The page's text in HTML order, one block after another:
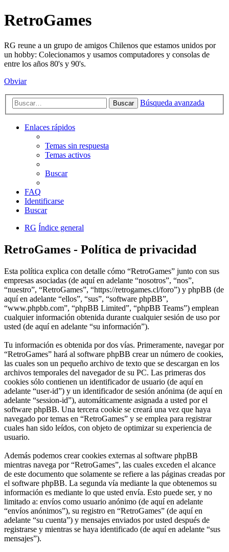
RetroGames
RG reune a un grupo de amigos Chilenos que estamos unidos por
un hobby: Colecionamos y usamos computadores y consolas de
entre los años 80's y 90's.
Obviar
Buscar Búsqueda avanzada
Enlaces rápidos
Temas sin respuesta
Temas activos
Buscar
FAQ
Identificarse
Buscar
RG Índice general
RetroGames - Política de privacidad
Esta política explica con detalle cómo “RetroGames” junto con sus
empresas asociadas (de aquí en adelante “nosotros”, “nos”,
“nuestro”, “RetroGames”, “https://retrogames.cl/foro”) y phpBB (de
aquí en adelante “ellos”, “sus”, “software phpBB”,
“www.phpbb.com”, “phpBB Limited”, “phpBB Teams”) emplean
cualquier información obtenida durante cualquier sesión de uso por
usted (de aquí en adelante “su información”).
Tu información es obtenida por dos vías. Primeramente, navegar por
“RetroGames” hará al software phpBB crear un número de cookies,
las cuales son un pequeño archivo de texto que se descargan en los
archivos temporales del navegador de su PC. Las primeras dos
cookies sólo contienen un identificador de usuario (de aquí en
adelante “user-id”) y un identificador de sesión anónima (de aquí en
adelante “session-id”), automáticamente asignada a usted por el
software phpBB. Una tercera cookie se creará una vez que haya
navegado por temas en “RetroGames” y se emplea para registrar
cuales han sido leídos, con objeto de optimizar su experiencia de
usuario.
Además podemos crear cookies externas al software phpBB
mientras navega por “RetroGames”, las cuales exceden el alcance
de este documento que solamente se refiere a las páginas creadas por
el software phpBB. La segunda vía mediante la que obtenemos su
información es mediante lo que usted envía. Esto puede ser, y no
limitado a: envíos como usuario anónimo (de aquí en adelante
“envíos anónimos”), su registro en “RetroGames” (de aquí en
adelante “su cuenta”) y mensajes enviados por usted después de
registrarse y mientras se haya identificado (de aquí en adelante “sus
mensajes”).